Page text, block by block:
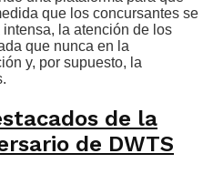
que los concursantes se
la atención de los
que nunca en la
y, por supuesto, la
de la
de DWTS